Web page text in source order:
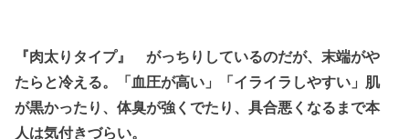
『肉太りタイプ』 がっちりしているのだが、末端がや
たらと冷える。「血圧が高い」「イライラしやすい」肌
が黒かったり、体臭が強くでたり、具合悪くなるまで本
人は気付きづらい。